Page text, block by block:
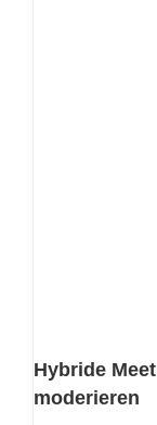
Hybride
moderieren